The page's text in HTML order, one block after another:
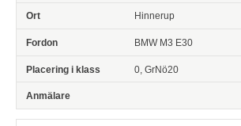
Hinnerup
BMW M3 E30
0, GrNö20